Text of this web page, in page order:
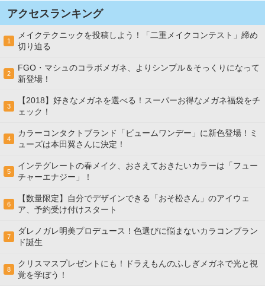
アクセスランキング
1
メイクテクニックを投稿しよう！「二重メイクコンテスト」締め
切り迫る
2
FGO・マシュのコラボメガネ、よりシンプル＆そっくりになって
新登場！
3
【2018】好きなメガネを選べる！スーパーお得なメガネ福袋をチ
ェック！
4
カラーコンタクトブランド「ビュームワンデー」に新色登場！ミ
ューズは本田翼さんに決定！
5
インテグレートの春メイク、おさえておきたいカラーは「フュー
チャーエナジー」！
6
【数量限定】自分でデザインできる「おそ松さん」のアイウェ
ア、予約受け付けスタート
7
ダレノガレ明美プロデュース！色選びに悩まないカラコンブラン
ド誕生
8
クリスマスプレゼントにも！ドラえもんのふしぎメガネで光と視
覚を学ぼう！